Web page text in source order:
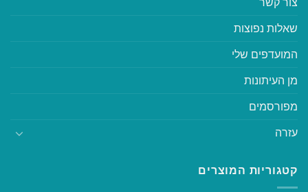
שאלות נפוצות
המועדפים שלי
מן העיתונות
מפורסמים
עזרה
קטגוריות המוצרים